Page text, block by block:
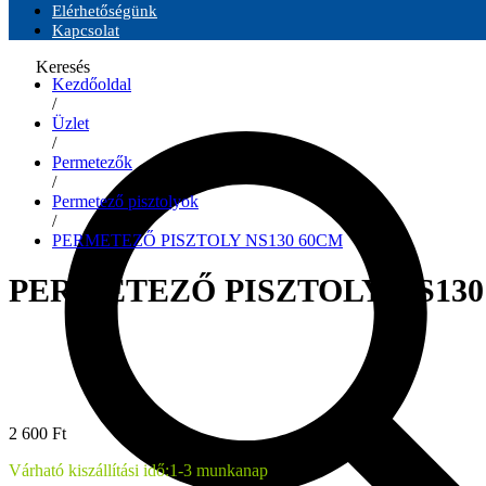
Elérhetőségünk
Kapcsolat
Keresés
Kezdőoldal
/
Üzlet
/
Permetezők
/
Permetező pisztolyok
/
PERMETEZŐ PISZTOLY NS130 60CM
PERMETEZŐ PISZTOLY
2 600 Ft
Várható kiszállítási idő:1-3 munkanap